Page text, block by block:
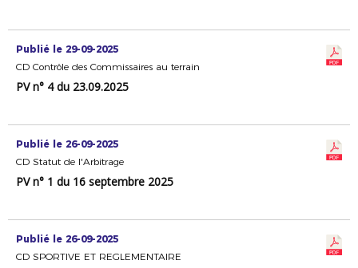
Publié le 29-09-2025
CD Contrôle des Commissaires au terrain
PV n° 4 du 23.09.2025
Publié le 26-09-2025
CD Statut de l'Arbitrage
PV n° 1 du 16 septembre 2025
Publié le 26-09-2025
CD SPORTIVE ET REGLEMENTAIRE